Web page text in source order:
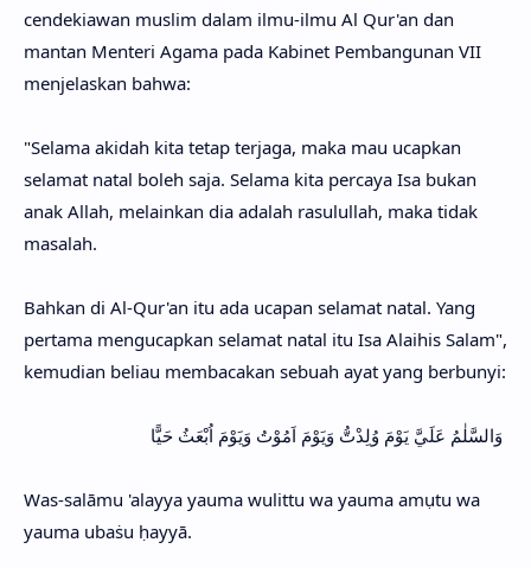
cendekiawan muslim dalam ilmu-ilmu Al Qur'an dan
mantan Menteri Agama pada Kabinet Pembangunan VII
menjelaskan bahwa:
"Selama akidah kita tetap terjaga, maka mau ucapkan
selamat natal boleh saja. Selama kita percaya Isa bukan
anak Allah, melainkan dia adalah rasulullah, maka tidak
masalah.
Bahkan di Al-Qur'an itu ada ucapan selamat natal. Yang
pertama mengucapkan selamat natal itu Isa Alaihis Salam",
kemudian beliau membacakan sebuah ayat yang berbunyi:
Was-salāmu 'alayya yauma wulittu wa yauma amụtu wa
yauma ubaṡu ḥayyā.